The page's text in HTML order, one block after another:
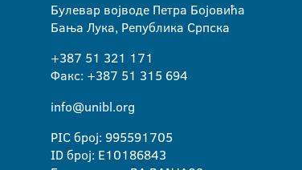
Булевар војводе Петра Бојовића
Бања Лука, Република Српска
+387 51 321 171
Факс: +387 51 315 694
info@unibl.org
PIC број: 995591705
ID број: E10186843